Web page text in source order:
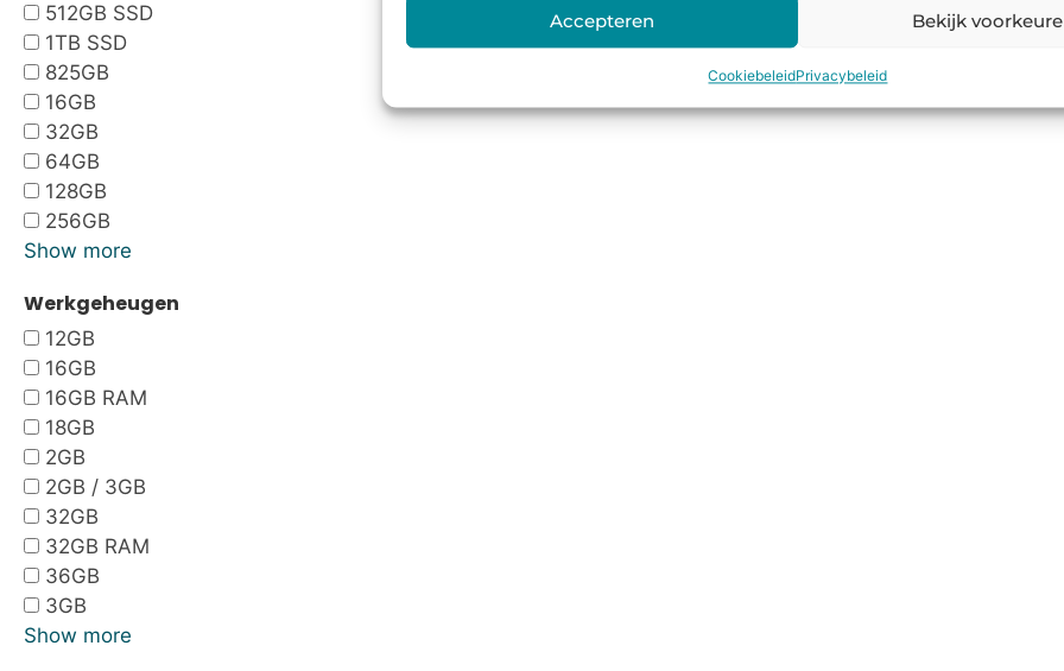
Accepteren Bekijk
CookiebeleidPrivacybeleid
512GB SSD
1TB SSD
825GB
16GB
32GB
64GB
128GB
256GB
Show more
Werkgeheugen
12GB
16GB
16GB RAM
18GB
2GB
2GB / 3GB
32GB
32GB RAM
36GB
3GB
Show more